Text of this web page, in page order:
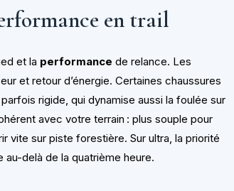
en trail
et la performance de relance. Les
et retour d’énergie. Certaines chaussures
rigide, qui dynamise aussi la foulée sur
avec votre terrain : plus souple pour
vite sur piste forestière. Sur ultra, la priorité
delà de la quatrième heure.